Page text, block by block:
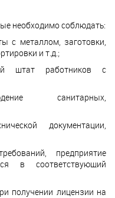
необходимо соблюдать:
с металлом, заготовки,
и т.д.;
штат работников с
санитарных,
документации,
предприятие
в соответствующий
получении лицензии на